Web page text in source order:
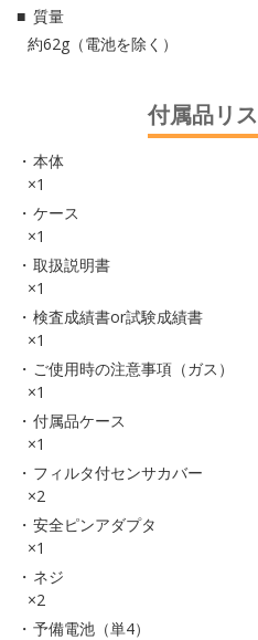
質量
約62g（電池を除く）
付属品リ
本体
×1
ケース
×1
取扱説明書
×1
検査成績書or試験成績書
×1
ご使用時の注意事項（ガス）
×1
付属品ケース
×1
フィルタ付センサカバー
×2
安全ピンアダプタ
×1
ネジ
×2
予備電池（単4）